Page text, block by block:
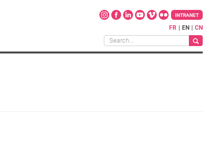
FR EN CN
INTRANET